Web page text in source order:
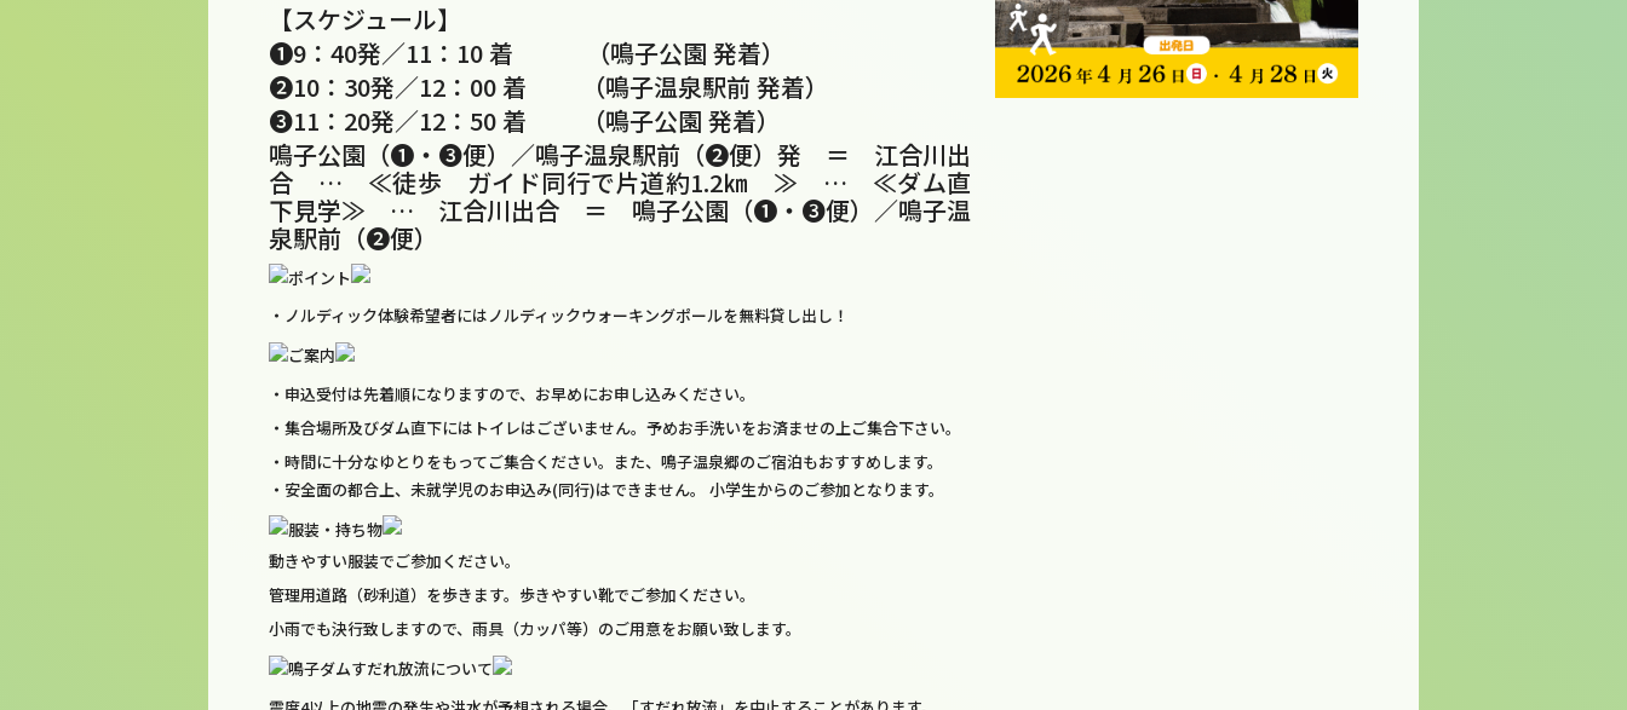
【スケジュール】
❶9：40発／11：10 着 （鳴子公園 発着）
❷10：30発／12：00 着 （鳴子温泉駅前 発着）
❸11：20発／12：50 着 （鳴子公園 発着）
鳴子公園（❶・❸便）／鳴子温泉駅前（❷便）発 ＝ 江合川出
合 … ≪徒歩 ガイド同行で片道約1.2㎞ ≫ … ≪ダム直
下見学≫ … 江合川出合 ＝ 鳴子公園（❶・❸便）／鳴子温
泉駅前（❷便）
ポイント
・ノルディック体験希望者にはノルディックウォーキングポールを無料貸し出し！
ご案内
・申込受付は先着順になりますので、お早めにお申し込みください。
・集合場所及びダム直下にはトイレはございません。予めお手洗いをお済ませの上ご集合下さい。
・時間に十分なゆとりをもってご集合ください。また、鳴子温泉郷のご宿泊もおすすめします。
・安全面の都合上、未就学児のお申込み(同行)はできません。 小学生からのご参加となります。
服装・持ち物
動きやすい服装でご参加ください。
管理用道路（砂利道）を歩きます。歩きやすい靴でご参加ください。
小雨でも決行致しますので、雨具（カッパ等）のご用意をお願い致します。
鳴子ダムすだれ放流について